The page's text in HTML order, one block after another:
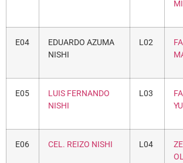
E04
EDUARDO AZUMA
NISHI
L02
E05
LUIS FERNANDO
NISHI
L03
E06 CEL. REIZO NISHI L04